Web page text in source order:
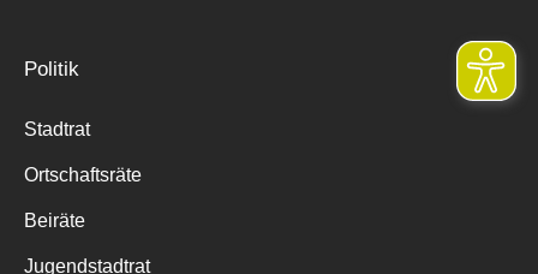
Politik
Stadtrat
Ortschaftsräte
Beiräte
Jugendstadtrat